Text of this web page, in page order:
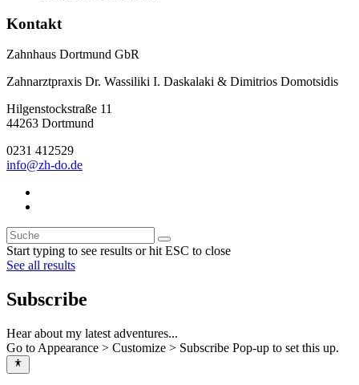
Kontakt
Zahnhaus Dortmund GbR
Zahnarztpraxis Dr. Wassiliki I. Daskalaki & Dimitrios Domotsidis
Hilgenstockstraße 11
44263 Dortmund
0231 412529
info@zh-do.de
Start typing to see results or hit ESC to close
See all results
Subscribe
Hear about my latest adventures...
Go to Appearance > Customize > Subscribe Pop-up to set this up.